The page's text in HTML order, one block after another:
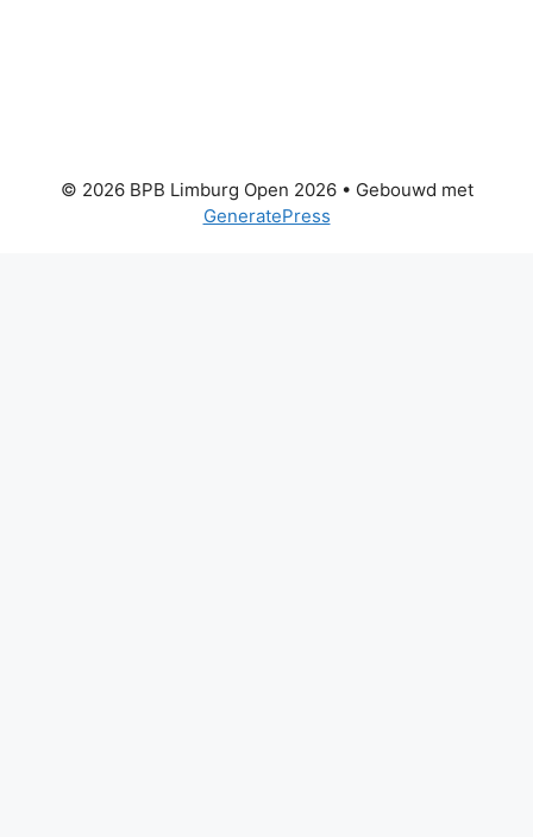
© 2026 BPB Limburg Open 2026• Gebouwd met
GeneratePress